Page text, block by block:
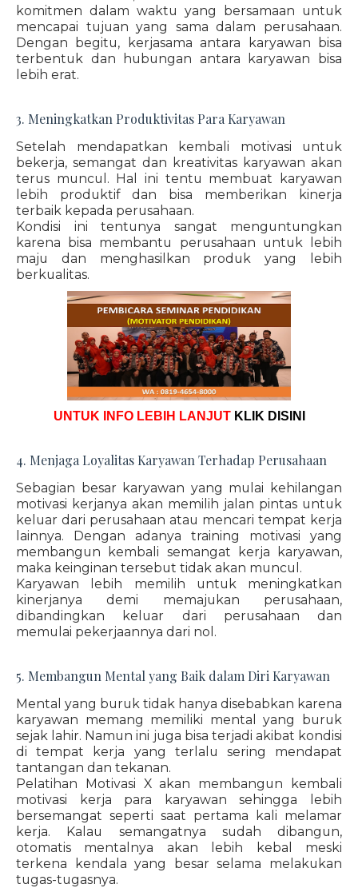
komitmen dalam waktu yang bersamaan untuk
mencapai tujuan yang sama dalam perusahaan.
Dengan begitu, kerjasama antara karyawan bisa
terbentuk dan hubungan antara karyawan bisa
lebih erat.
3. Meningkatkan Produktivitas Para Karyawan
Setelah mendapatkan kembali motivasi untuk
bekerja, semangat dan kreativitas karyawan akan
terus muncul. Hal ini tentu membuat karyawan
lebih produktif dan bisa memberikan kinerja
terbaik kepada perusahaan.
Kondisi ini tentunya sangat menguntungkan
karena bisa membantu perusahaan untuk lebih
maju dan menghasilkan produk yang lebih
berkualitas.
UNTUK INFO LEBIH LANJUT KLIK DISINI
4. Menjaga Loyalitas Karyawan Terhadap Perusahaan
Sebagian besar karyawan yang mulai kehilangan
motivasi kerjanya akan memilih jalan pintas untuk
keluar dari perusahaan atau mencari tempat kerja
lainnya. Dengan adanya training motivasi yang
membangun kembali semangat kerja karyawan,
maka keinginan tersebut tidak akan muncul.
Karyawan lebih memilih untuk meningkatkan
kinerjanya demi memajukan perusahaan,
dibandingkan keluar dari perusahaan dan
memulai pekerjaannya dari nol.
5. Membangun Mental yang Baik dalam Diri Karyawan
Mental yang buruk tidak hanya disebabkan karena
karyawan memang memiliki mental yang buruk
sejak lahir. Namun ini juga bisa terjadi akibat kondisi
di tempat kerja yang terlalu sering mendapat
tantangan dan tekanan.
Pelatihan Motivasi X akan membangun kembali
motivasi kerja para karyawan sehingga lebih
bersemangat seperti saat pertama kali melamar
kerja. Kalau semangatnya sudah dibangun,
otomatis mentalnya akan lebih kebal meski
terkena kendala yang besar selama melakukan
tugas-tugasnya.